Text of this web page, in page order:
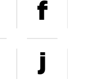
f
j